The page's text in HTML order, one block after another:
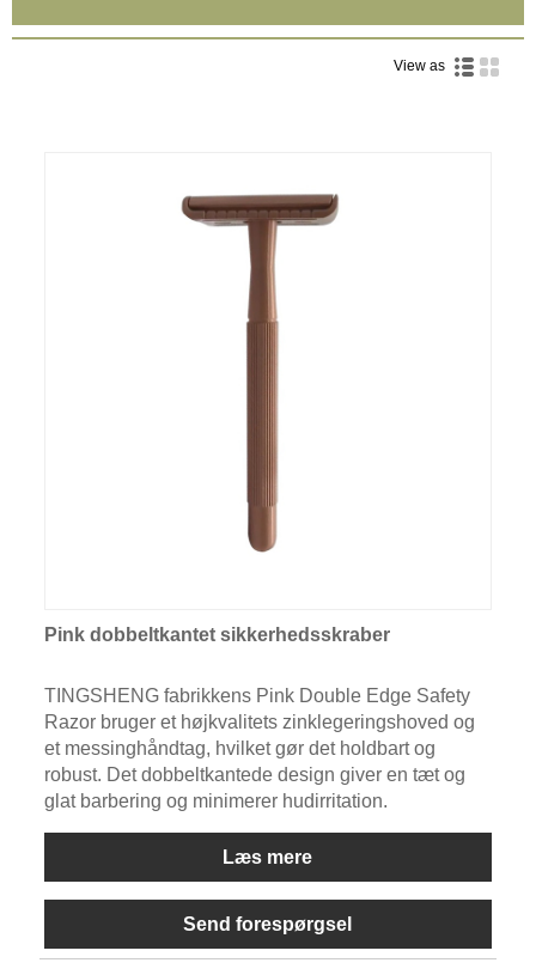
View as
Pink dobbeltkantet sikkerhedsskraber
TINGSHENG fabrikkens Pink Double Edge Safety
Razor bruger et højkvalitets zinklegeringshoved og
et messinghåndtag, hvilket gør det holdbart og
robust. Det dobbeltkantede design giver en tæt og
glat barbering og minimerer hudirritation.
Læs mere
Send forespørgsel